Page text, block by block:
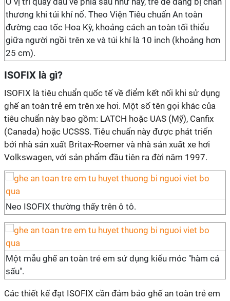
thương khi túi khí nổ. Theo Viện Tiêu chuẩn An toàn
đường cao tốc Hoa Kỳ, khoảng cách an toàn tối thiểu
giữa người ngồi trên xe và túi khí là 10 inch (khoảng hơn
25 cm).
ISOFIX là gì?
ISOFIX là tiêu chuẩn quốc tế về điểm kết nối khi sử dụng
ghế an toàn trẻ em trên xe hơi. Một số tên gọi khác của
tiêu chuẩn này bao gồm: LATCH hoặc UAS (Mỹ), Canfix
(Canada) hoặc UCSSS. Tiêu chuẩn này được phát triển
bởi nhà sản xuất Britax-Roemer và nhà sản xuất xe hơi
Volkswagen, với sản phẩm đầu tiên ra đời năm 1997.
Neo ISOFIX thường thấy trên ô tô.
Một mẫu ghế an toàn trẻ em sử dụng kiểu móc "hàm cá
sấu".
Các thiết kế đạt ISOFIX cần đảm bảo ghế an toàn trẻ em